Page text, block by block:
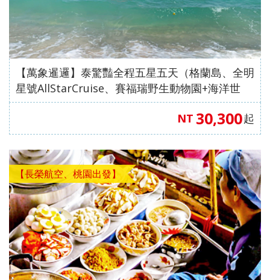
【萬象暹邏】泰驚豔全程五星五天（格蘭島、全明
星號AllStarCruise、賽福瑞野生動物園+海洋世
界、東芭樂園、泰式按摩）（無購物）【長榮航
NT 30,300起
【長榮航空、桃園出發】